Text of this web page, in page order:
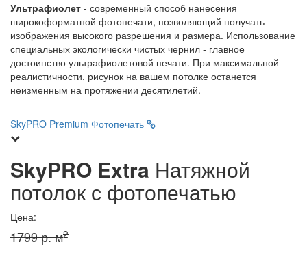
Ультрафиолет - современный способ нанесения
широкоформатной фотопечати, позволяющий получать
изображения высокого разрешения и размера. Использование
специальных экологически чистых чернил - главное
достоинство ультрафиолетовой печати. При максимальной
реалистичности, рисунок на вашем потолке останется
неизменным на протяжении десятилетий.
SkyPRO Premium Фотопечать
SkyPRO Extra Натяжной
потолок с фотопечатью
Цена:
1799 р. м2